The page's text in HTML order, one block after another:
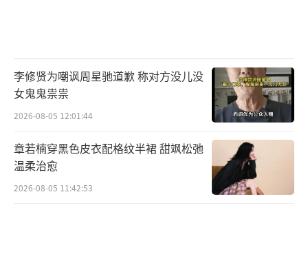
李修贤为嘲讽周星驰道歉 称对方没儿没
女鬼鬼祟祟
2026-08-05 12:01:44
章若楠穿黑色皮衣配格纹半裙 甜飒松弛
温柔治愈
2026-08-05 11:42:53